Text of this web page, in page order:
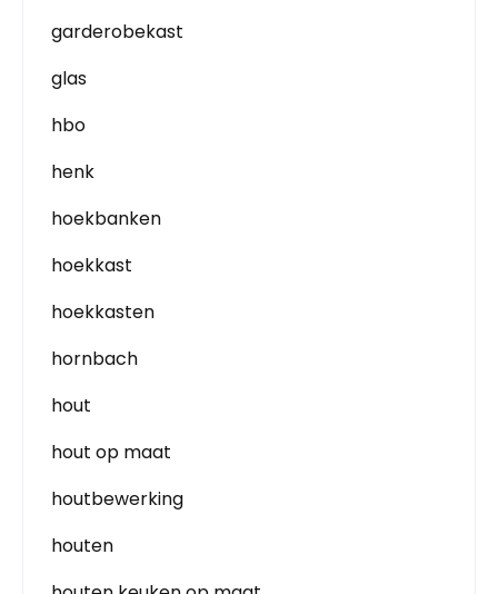
garderobekast
glas
hbo
henk
hoekbanken
hoekkast
hoekkasten
hornbach
hout
hout op maat
houtbewerking
houten